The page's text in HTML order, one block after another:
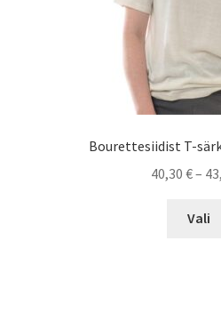
Bourettesiidist T-
40,30 €–
Vali